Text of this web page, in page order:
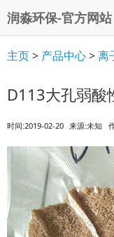
润淼环保-官方网站
主页> 产品中心>离
D113大孔弱酸
时间:2019-02-20 来源:未知